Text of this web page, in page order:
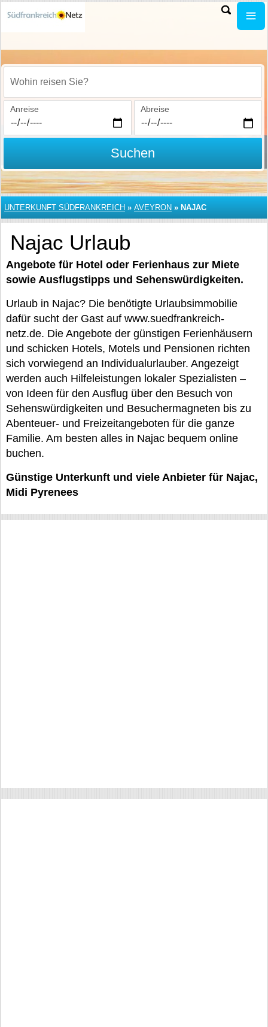
Wohin reisen Sie?
Anreise Abreise
Suchen
UNTERKUNFT SÜDFRANKREICH » AVEYRON » NAJAC
Najac Urlaub
Angebote für Hotel oder Ferienhaus zur Miete
sowie Ausflugstipps und Sehenswürdigkeiten.
Urlaub in Najac? Die benötigte Urlaubsimmobilie
dafür sucht der Gast auf www.suedfrankreich-
netz.de. Die Angebote der günstigen Ferienhäusern
und schicken Hotels, Motels und Pensionen richten
sich vorwiegend an Individualurlauber. Angezeigt
werden auch Hilfeleistungen lokaler Spezialisten –
von Ideen für den Ausflug über den Besuch von
Sehenswürdigkeiten und Besuchermagneten bis zu
Abenteuer- und Freizeitangeboten für die ganze
Familie. Am besten alles in Najac bequem online
buchen.
Günstige Unterkunft und viele Anbieter für Najac,
Midi Pyrenees